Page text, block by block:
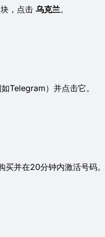
，点击 乌克兰。
Telegram）并点击它。
并在20分钟内激活号码